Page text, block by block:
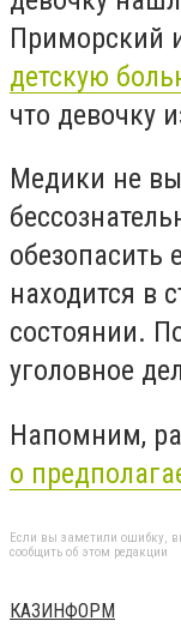
Приморский
детскую
что девочку
Медики не
находится в
состоянии.
уголовное
Напомним,
о
Если вы заметили ошибку,
сообщить об этом редакции
КАЗИНФОРМ